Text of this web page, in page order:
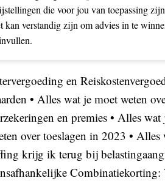
die voor jou van toepassing
kan verstandig zijn om advies in te
en
• Alles wat je moet weten
en premies• Alles wat
over toeslagen in 2023 • Alles
krijg ik terug bij
Combinatiekorting: